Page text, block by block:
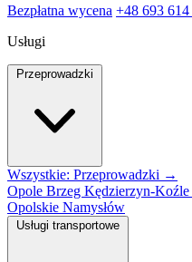
Bezpłatna wycena +48 693 614
Usługi
Przeprowadzki
Wszystkie: Przeprowadzki →
Opole Brzeg Kędzierzyn-Koźle
Opolskie Namysłów
Usługi transportowe